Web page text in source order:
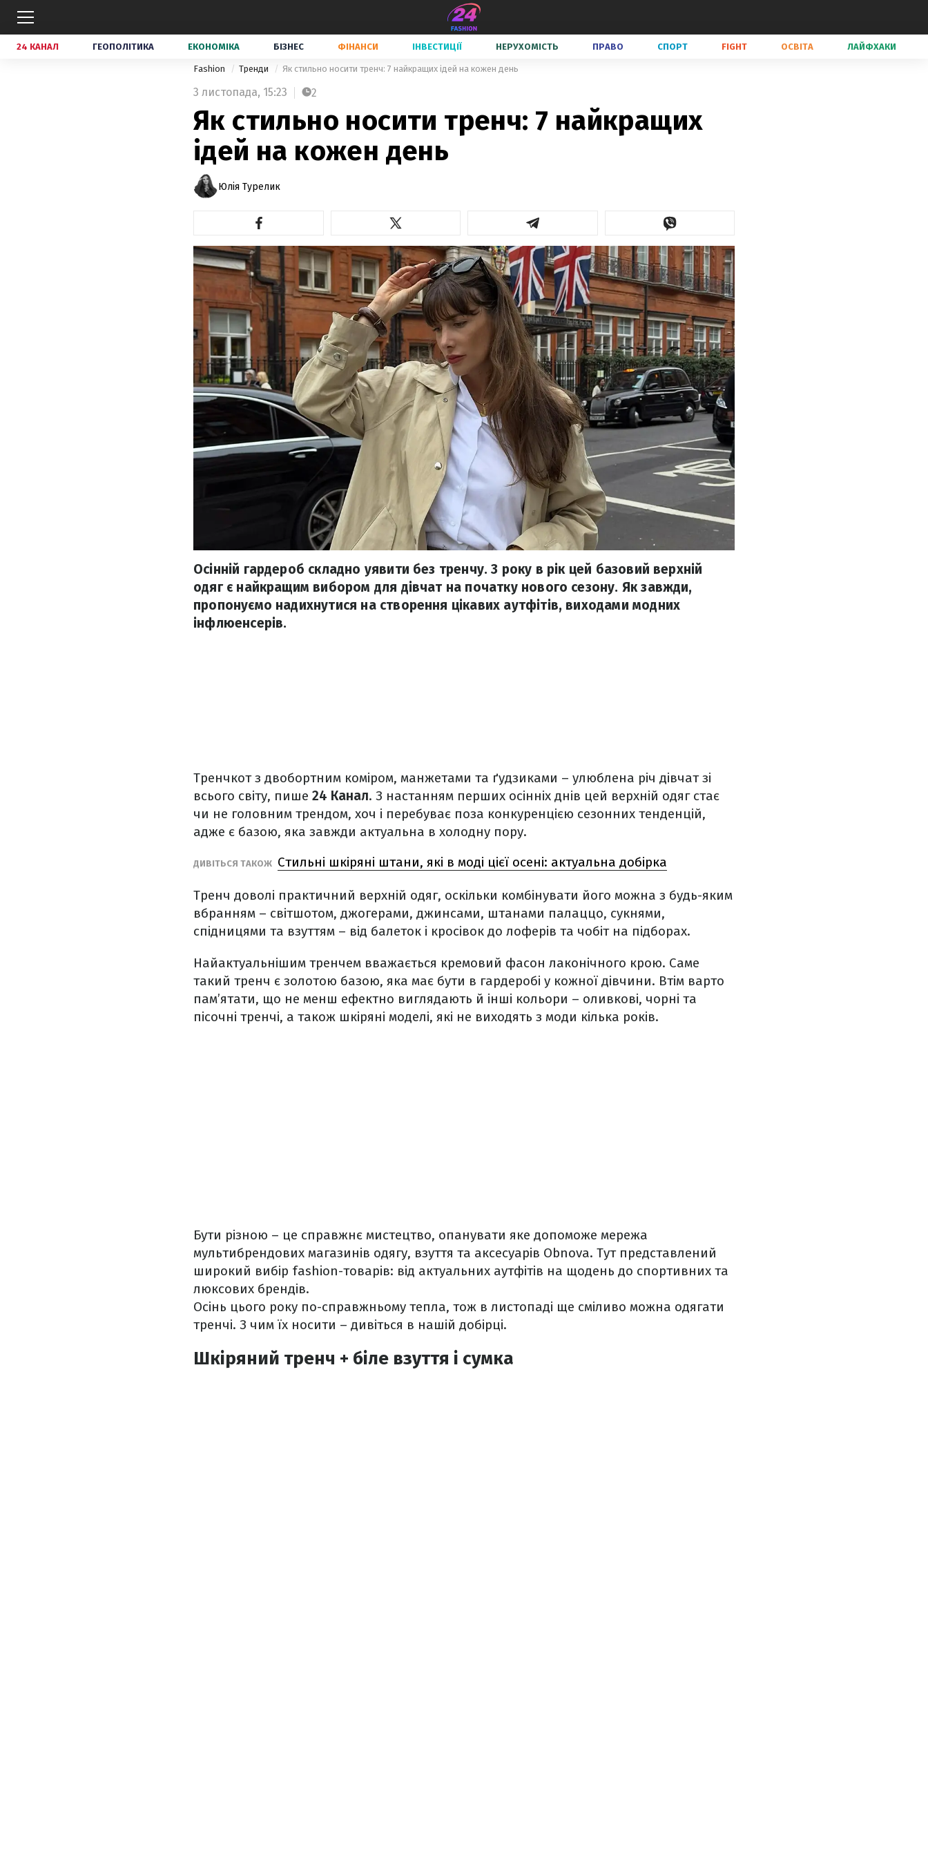
24 КАНАЛ ГЕОПОЛІТИКА ЕКОНОМІКА БІЗНЕС ФІНАНСИ ІНВЕСТИЦІЇ НЕРУХОМІСТЬ ПРАВО СПОРТ FIGHT ОСВІТА ЛАЙФХАКИ
Fashion Тренди Як стильно носити тренч: 7 найкращих ідей на кожен день
3 листопада, 15:23 2
Як стильно носити тренч: 7 найкращих
ідей на кожен день
Юлія Турелик
Осінній гардероб складно уявити без тренчу. З року в рік цей базовий верхній
одяг є найкращим вибором для дівчат на початку нового сезону. Як завжди,
пропонуємо надихнутися на створення цікавих аутфітів, виходами модних
інфлюенсерів.
Тренчкот з двобортним коміром, манжетами та ґудзиками – улюблена річ дівчат зі
всього світу, пише 24 Канал. З настанням перших осінніх днів цей верхній одяг стає
чи не головним трендом, хоч і перебуває поза конкуренцією сезонних тенденцій,
адже є базою, яка завжди актуальна в холодну пору.
ДИВІТЬСЯ ТАКОЖ Стильні шкіряні штани, які в моді цієї осені: актуальна добірка
Тренч доволі практичний верхній одяг, оскільки комбінувати його можна з будь-яким
вбранням – світшотом, джогерами, джинсами, штанами палаццо, сукнями,
спідницями та взуттям – від балеток і кросівок до лоферів та чобіт на підборах.
Найактуальнішим тренчем вважається кремовий фасон лаконічного крою. Саме
такий тренч є золотою базою, яка має бути в гардеробі у кожної дівчини. Втім варто
пам’ятати, що не менш ефектно виглядають й інші кольори – оливкові, чорні та
пісочні тренчі, а також шкіряні моделі, які не виходять з моди кілька років.
Бути різною – це справжнє мистецтво, опанувати яке допоможе мережа
мультибрендових магазинів одягу, взуття та аксесуарів Obnova. Тут представлений
широкий вибір fashion-товарів: від актуальних аутфітів на щодень до спортивних та
люксових брендів.
Осінь цього року по-справжньому тепла, тож в листопаді ще сміливо можна одягати
тренчі. З чим їх носити – дивіться в нашій добірці.
Шкіряний тренч + біле взуття і сумка